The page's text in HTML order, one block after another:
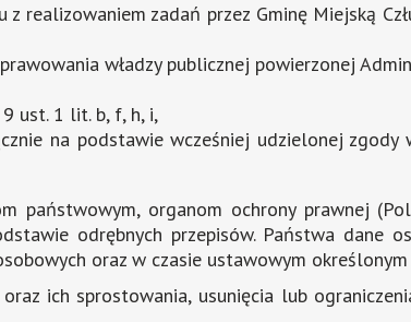
realizowaniem zadań przez Gminę Miejską
władzy publicznej powierzonej
ust. 1 lit. b, f, h, i,
na podstawie wcześniej udzielonej
państwowym, organom ochrony prawnej
odrębnych przepisów. Państwa dane
oraz w czasie ustawowym
ich sprostowania, usunięcia lub